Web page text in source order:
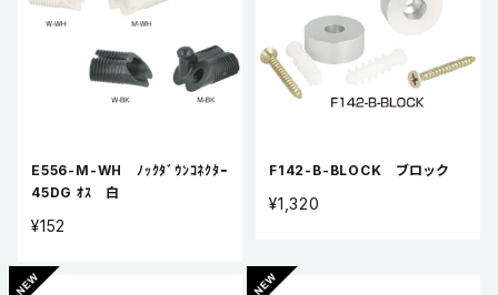
E556-M-WH ﾉｯｸﾀﾞｳﾝｺﾈｸﾀｰ
45DG ｵｽ 白
¥152
F142-B-BLOCK ブロック
¥1,320